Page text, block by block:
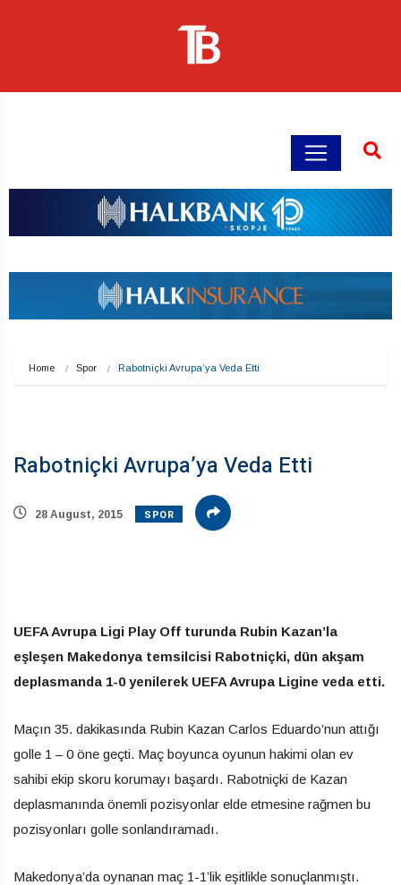
Home Spor Rabotniçki Avrupa’ya Veda Etti
Rabotniçki Avrupa’ya Veda Etti
28 August, 2015 SPOR
UEFA Avrupa Ligi Play Off turunda Rubin Kazan’la
eşleşen Makedonya temsilcisi Rabotniçki, dün akşam
deplasmanda 1-0 yenilerek UEFA Avrupa Ligine veda etti.
Maçın 35. dakikasında Rubin Kazan Carlos Eduardo’nun attığı
golle 1 – 0 öne geçti. Maç boyunca oyunun hakimi olan ev
sahibi ekip skoru korumayı başardı. Rabotniçki de Kazan
deplasmanında önemli pozisyonlar elde etmesine rağmen bu
pozisyonları golle sonlandıramadı.
Makedonya’da oynanan maç 1-1’lik eşitlikle sonuçlanmıştı.